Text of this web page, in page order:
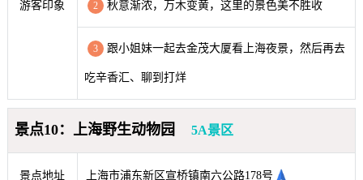
游客印象 2 秋意渐浓，万木变黄，这里的景色美不胜收
3 跟小姐妹一起去金茂大厦看上海夜景，然后再去
吃辛香汇、聊到打烊
景点10：上海野生动物园 5A景区
景点地址 上海市浦东新区宣桥镇南六公路178号